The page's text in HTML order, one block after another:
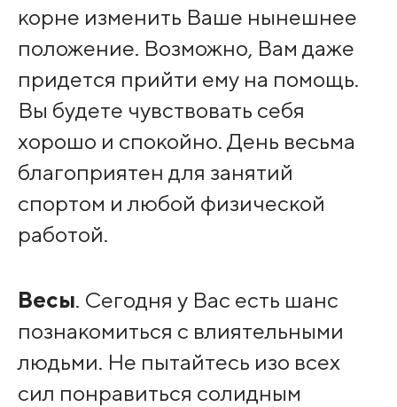
корне изменить Ваше нынешнее
положение. Возможно, Вам даже
придется прийти ему на помощь.
Вы будете чувствовать себя
хорошо и спокойно. День весьма
благоприятен для занятий
спортом и любой физической
работой.
Весы. Сегодня у Вас есть шанс
познакомиться с влиятельными
людьми. Не пытайтесь изо всех
сил понравиться солидным